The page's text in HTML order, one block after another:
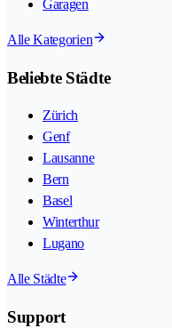
Garagen
Alle Kategorien
Beliebte Städte
Zürich
Genf
Lausanne
Bern
Basel
Winterthur
Lugano
Alle Städte
Support